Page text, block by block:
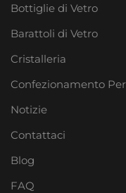
Bottiglie di Vetro
Barattoli di Vetro
Cristalleria
Confezionamento
Notizie
Contattaci
Blog
FAQ